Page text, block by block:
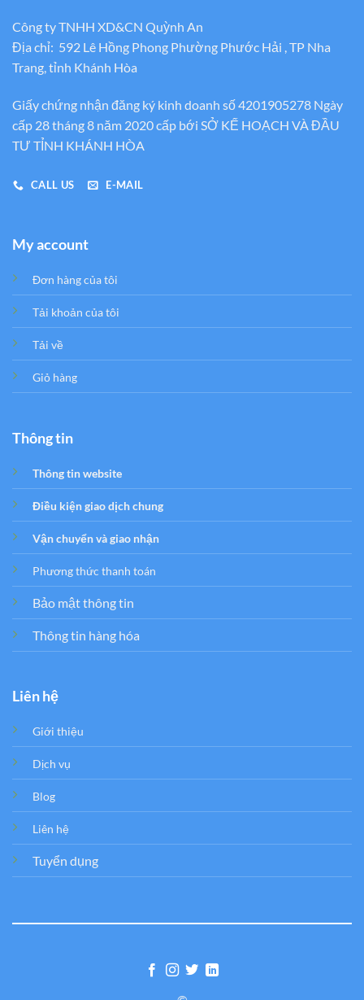
Công ty TNHH XD&CN Quỳnh An
Địa chỉ: 592 Lê Hồng Phong Phường Phước Hải , TP Nha
Trang, tỉnh Khánh Hòa
Giấy chứng nhận đăng ký kinh doanh số 4201905278 Ngày
cấp 28 tháng 8 năm 2020 cấp bới SỞ KẾ HOẠCH VÀ ĐẦU
TƯ TỈNH KHÁNH HÒA
CALL US E-MAIL
My account
Đơn hàng của tôi
Tải khoản của tôi
Tải về
Giỏ hàng
Thông tin
Thông tin website
Điều kiện giao dịch chung
Vận chuyển và giao nhận
Phương thức thanh toán
Bảo mật thông tin
Thông tin hàng hóa
Liên hệ
Giới thiệu
Dịch vụ
Blog
Liên hệ
Tuyển dụng